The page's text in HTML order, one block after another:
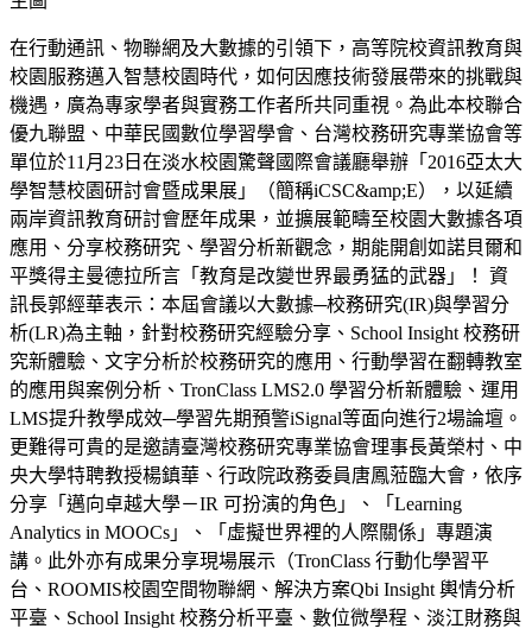
在行動通訊、物聯網及大數據的引領下，高等院校資訊教育與
校園服務邁入智慧校園時代，如何因應技術發展帶來的挑戰與
機遇，廣為專家學者與實務工作者所共同重視。為此本校聯合
優九聯盟、中華民國數位學習學會、台灣校務研究專業協會等
單位於11月23日在淡水校園驚聲國際會議廳舉辦「2016亞太大
學智慧校園研討會暨成果展」（簡稱iCSC&amp;E），以延續
兩岸資訊教育研討會歷年成果，並擴展範疇至校園大數據各項
應用、分享校務研究、學習分析新觀念，期能開創如諾貝爾和
平獎得主曼德拉所言「教育是改變世界最勇猛的武器」！ 資
訊長郭經華表示：本屆會議以大數據─校務研究(IR)與學習分
析(LR)為主軸，針對校務研究經驗分享、School Insight 校務研
究新體驗、文字分析於校務研究的應用、行動學習在翻轉教室
的應用與案例分析、TronClass LMS2.0 學習分析新體驗、運用
LMS提升教學成效─學習先期預警iSignal等面向進行2場論壇。
更難得可貴的是邀請臺灣校務研究專業協會理事長黃榮村、中
央大學特聘教授楊鎮華、行政院政務委員唐鳳蒞臨大會，依序
分享「邁向卓越大學－IR 可扮演的角色」、「Learning
Analytics in MOOCs」、「虛擬世界裡的人際關係」專題演
講。此外亦有成果分享現場展示（TronClass 行動化學習平
台、ROOMIS校園空間物聯網、解決方案Qbi Insight 輿情分析
平臺、School Insight 校務分析平臺、數位微學程、淡江財務與